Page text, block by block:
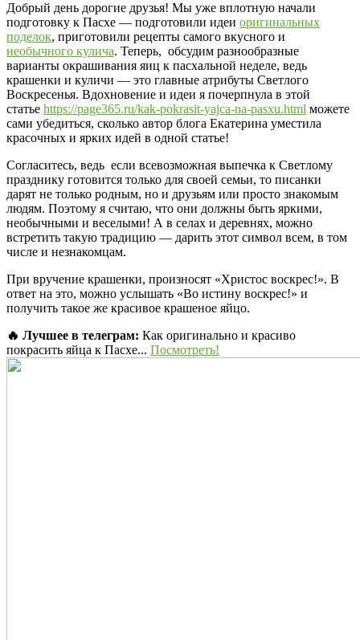
Добрый день дорогие друзья! Мы уже вплотную начали
подготовку к Пасхе — подготовили идеи оригинальных
поделок, приготовили рецепты самого вкусного и
необычного кулича. Теперь, обсудим разнообразные
варианты окрашивания яиц к пасхальной неделе, ведь
крашенки и куличи — это главные атрибуты Светлого
Воскресенья. Вдохновение и идеи я почерпнула в этой
статье https://page365.ru/kak-pokrasit-yajca-na-pasxu.html можете
сами убедиться, сколько автор блога Екатерина уместила
красочных и ярких идей в одной статье!
Согласитесь, ведь если всевозможная выпечка к Светлому
празднику готовится только для своей семьи, то писанки
дарят не только родным, но и друзьям или просто знакомым
людям. Поэтому я считаю, что они должны быть яркими,
необычными и веселыми! А в селах и деревнях, можно
встретить такую традицию — дарить этот символ всем, в том
числе и незнакомцам.
При вручение крашенки, произносят «Христос воскрес!». В
ответ на это, можно услышать «Во истину воскрес!» и
получить такое же красивое крашеное яйцо.
🔥 Лучшее в телеграм: Как оригинально и красиво
покрасить яйца к Пасхе... Посмотреть!